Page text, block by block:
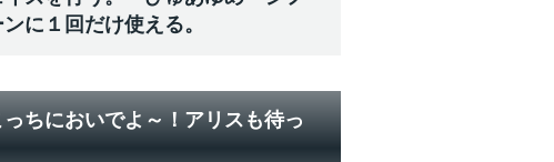
に１回だけ使える。
っちにおいでよ～！アリスも待っ